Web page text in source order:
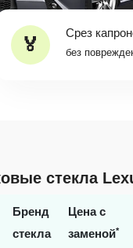
Срез
без
стекла
Бренд
стекла
Цена с
заменой*